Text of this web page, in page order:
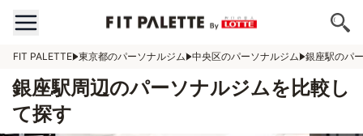
FIT PALETTE 東京都のパーソナルジム 中央区のパーソナルジム 銀座駅のパ
銀座駅周辺のパーソナルジムを比較し
て探す